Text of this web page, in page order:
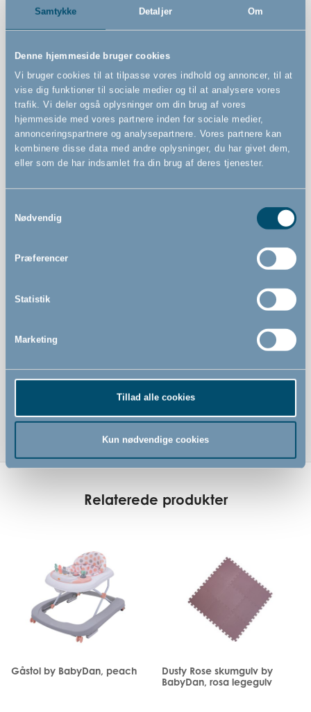
Samtykke Detaljer Om
Denne hjemmeside bruger cookies
Vi bruger cookies til at tilpasse vores indhold og annoncer, til at
vise dig funktioner til sociale medier og til at analysere vores
trafik. Vi deler også oplysninger om din brug af vores
hjemmeside med vores partnere inden for sociale medier,
annonceringspartnere og analysepartnere. Vores partnere kan
kombinere disse data med andre oplysninger, du har givet dem,
eller som de har indsamlet fra din brug af deres tjenester.
Nødvendig
Præferencer
Statistik
Marketing
Tillad alle cookies
Kun nødvendige cookies
EN 1273:202+A1:2023
Features
Stimulerer barnets udvikling med musik, lys og leg
Kan justeres til 3 forskellige højder
Hastighedsjusterbare hjul giver dig mulighed for at
Legebord og betræk kan nemt tages af og rengøres
Produktet er CE-mærket og overholder de relevante EN
Relaterede produkter
Gåstol by BabyDan, peach
Dusty Rose skumgulv by
BabyDan, rosa legegulv